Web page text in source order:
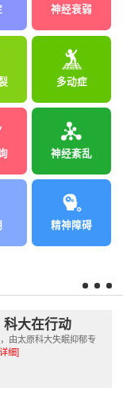
神经衰弱
多动症
神经紊乱
精神障碍
大在行动
由太原科大失眠抑郁专
细]